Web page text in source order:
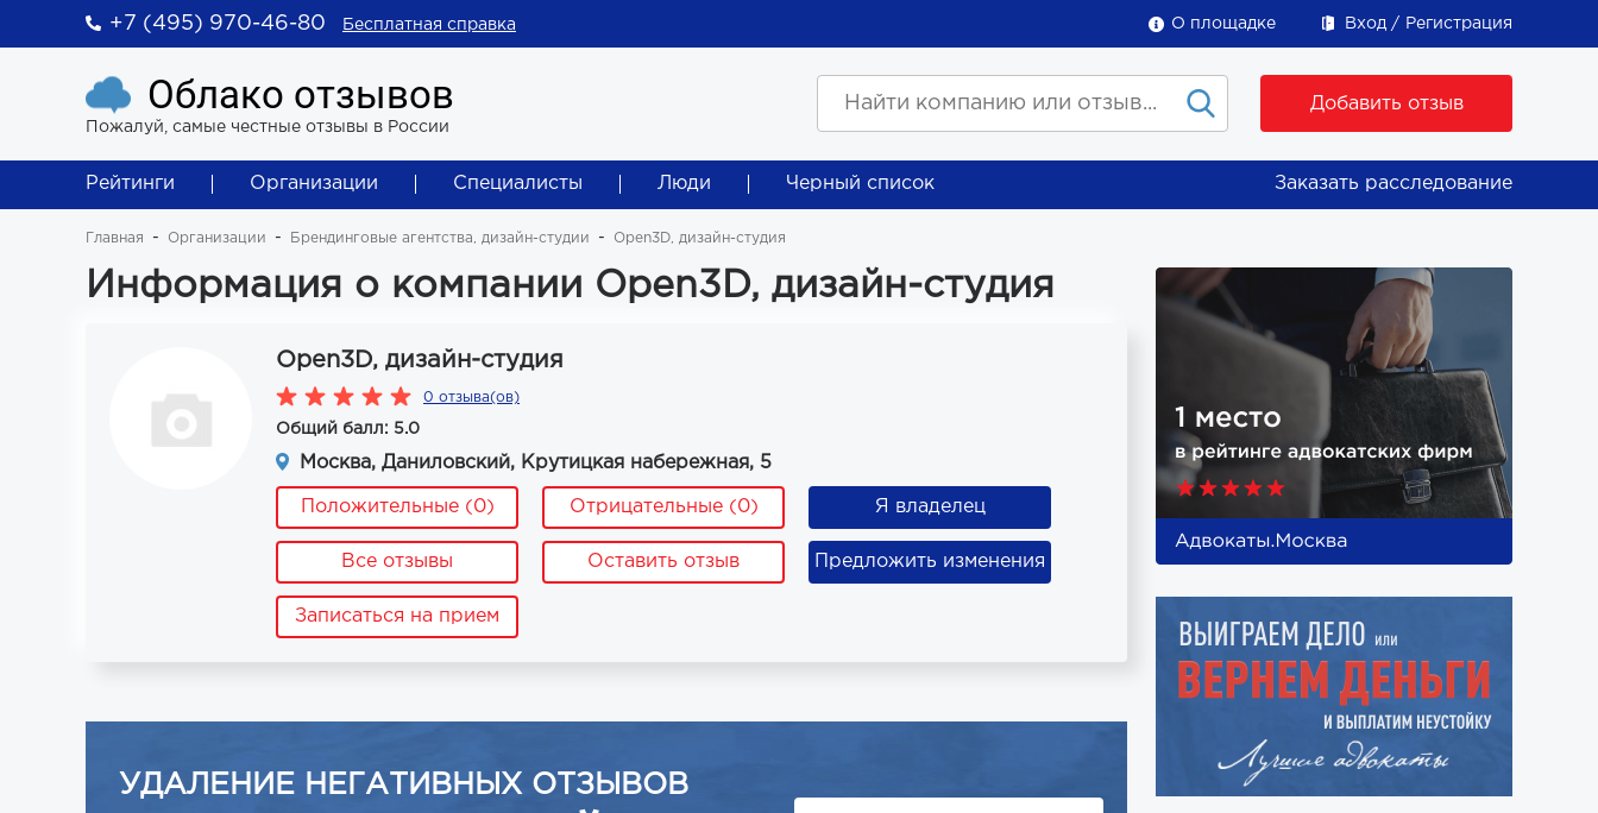
+7 (495) 970-46-80 Бесплатная справка О площадке Вход Регистрация
Облако отзывов
Пожалуй, самые честные отзывы в России
Добавить отзыв
Рейтинги Организации Специалисты Люди Черный список Заказать расследование
Главная Организации Брендинговые агентства, дизайн-студии Open3D, дизайн-студия
Информация о компании Open3D, дизайн-студия
Open3D, дизайн-студия
0 отзыва(ов)
Общий балл: 5.0
Москва, Даниловский, Крутицкая набережная, 5
Положительные (0) Отрицательные (0) Я владелец
Все отзывы Оставить отзыв Предложить изменения
Записаться на прием
УДАЛЕНИЕ НЕГАТИВНЫХ ОТЗЫВОВ